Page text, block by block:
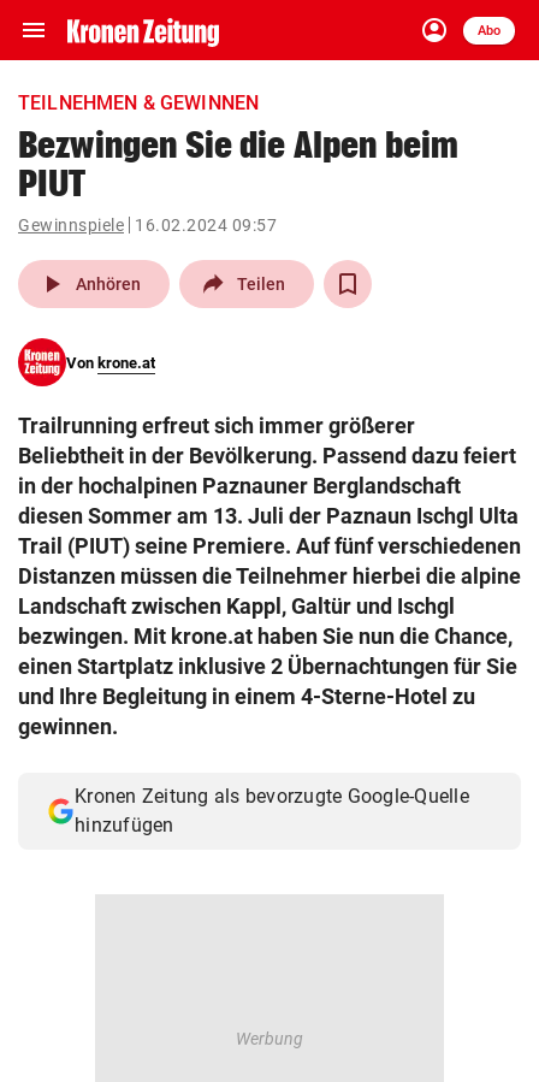
menu Navigation
ein-/ausklappen
account_circle
Anmelden
Abo
close Schließen
account_circle Anmelden
pin_drop
Wien arrow_right
search
eingeben
© Krone Multimedia GmbH & Co KG 2026
Muthgasse 2, 1190 Wien
TEILNEHMEN & GEWINNEN
Bezwingen Sie die Alpen beim
PIUT
Gewinnspiele 16.02.2024 09:57
play_arrow Anhören Teilen
Von krone.at
Trailrunning erfreut sich immer größerer
Beliebtheit in der Bevölkerung. Passend dazu feiert
in der hochalpinen Paznauner Berglandschaft
diesen Sommer am 13. Juli der Paznaun Ischgl Ulta
Trail (PIUT) seine Premiere. Auf fünf verschiedenen
Distanzen müssen die Teilnehmer hierbei die alpine
Landschaft zwischen Kappl, Galtür und Ischgl
bezwingen. Mit krone.at haben Sie nun die Chance,
einen Startplatz inklusive 2 Übernachtungen für Sie
und Ihre Begleitung in einem 4-Sterne-Hotel zu
gewinnen.
Kronen Zeitung als bevorzugte Google-Quelle
hinzufügen